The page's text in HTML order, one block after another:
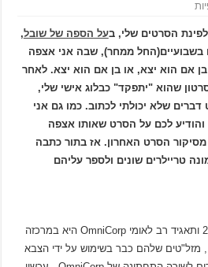
הסרטים שלי, בעל הספה של שובל,
בשבועיים(החל ממחר), שבה אני אצפה
אם הוא יצא, או בן אם הוא יצא. לאחר
שהוא "יתפקד" כבלוג אישי שלי,
שלא יכולתי לכתוב. כמו גם אני
לכם על הסרט שאותו אצפה
הסרט האחרון. אז בתור כתבה
טריילרים שונים ולספר עליהם
בסרט רובוקופ ,השנה היא 2028 ותאגיד רב לאומי OmniCorp היא במרכזה
, מזל"טים שלהם כבר בשימוש על ידי הצבא